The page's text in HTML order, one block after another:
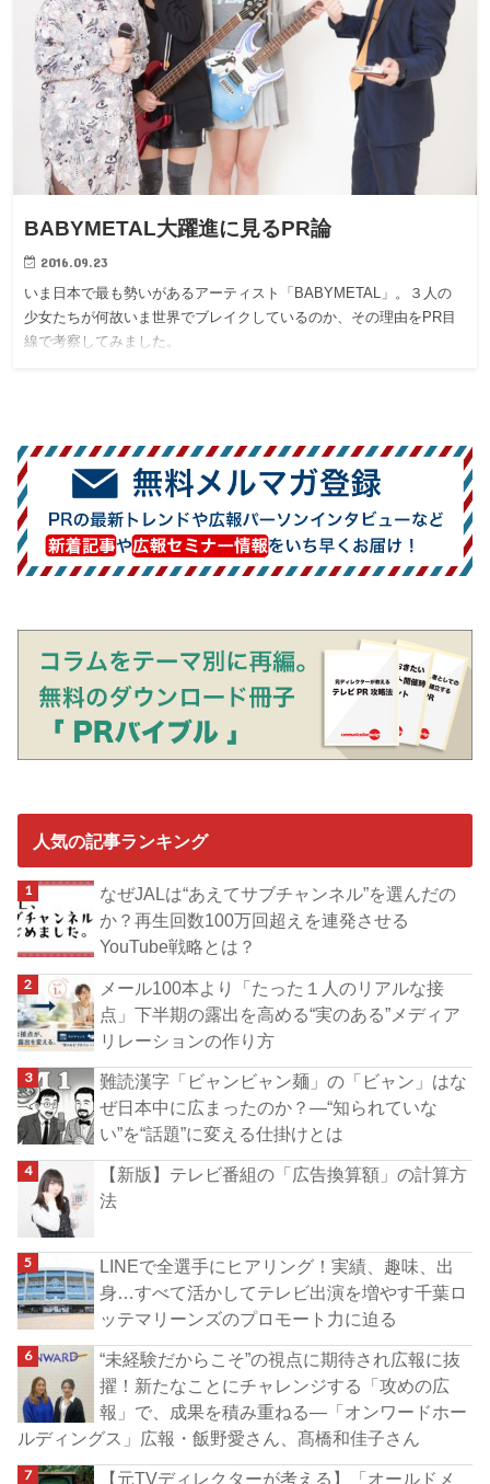
BABYMETAL大躍進に見るPR論
2016.09.23
いま日本で最も勢いがあるアーティスト「BABYMETAL」。３人の
少女たちが何故いま世界でブレイクしているのか、その理由をPR目
線で考察してみました。
人気の記事ランキング
なぜJALは“あえてサブチャンネル”を選んだの
か？再生回数100万回超えを連発させる
YouTube戦略とは？
メール100本より「たった１人のリアルな接
点」下半期の露出を高める“実のある”メディア
リレーションの作り方
難読漢字「ビャンビャン麺」の「ビャン」はな
ぜ日本中に広まったのか？―“知られていな
い”を“話題”に変える仕掛けとは
【新版】テレビ番組の「広告換算額」の計算方
法
LINEで全選手にヒアリング！実績、趣味、出
身…すべて活かしてテレビ出演を増やす千葉ロ
ッテマリーンズのプロモート力に迫る
“未経験だからこそ”の視点に期待され広報に抜
擢！新たなことにチャレンジする「攻めの広
報」で、成果を積み重ねる―「オンワードホー
ルディングス」広報・飯野愛さん、髙橋和佳子さん
【元TVディレクターが考える】「オールドメ